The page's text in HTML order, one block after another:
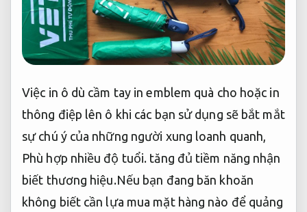
Việc in ô dù cầm tay in emblem quà cho hoặc in
thông điệp lên ô khi các bạn sử dụng sẽ bắt mắt
sự chú ý của những người xung loanh quanh,
Phù hợp nhiều độ tuổi. tăng đủ tiềm năng nhận
biết thương hiệu.Nếu bạn đang băn khoăn
không biết cần lựa mua mặt hàng nào để quảng